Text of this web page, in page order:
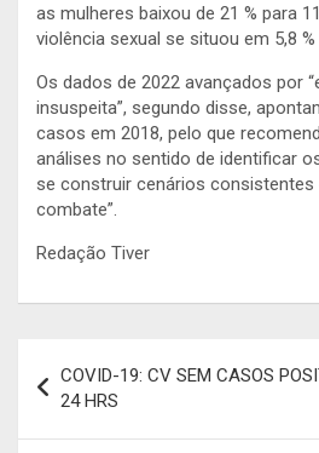
as mulheres baixou de 21 % para
violência sexual se situou em 5,8 %
Os dados de 2022 avançados por
insuspeita”, segundo disse,
casos em 2018, pelo que
análises no sentido de identificar
se construir cenários consistentes
combate”.
Redação Tiver
de
artigos
COVID-19: CV SEM CASOS
24 HRS